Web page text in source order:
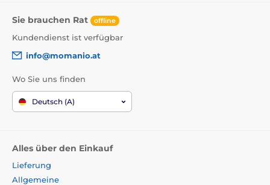
Sie brauchen Rat offline
Kundendienst ist verfügbar
info@momanio.at
Wo Sie uns finden
Deutsch (A)
Alles über den Einkauf
Lieferung
Allgemeine